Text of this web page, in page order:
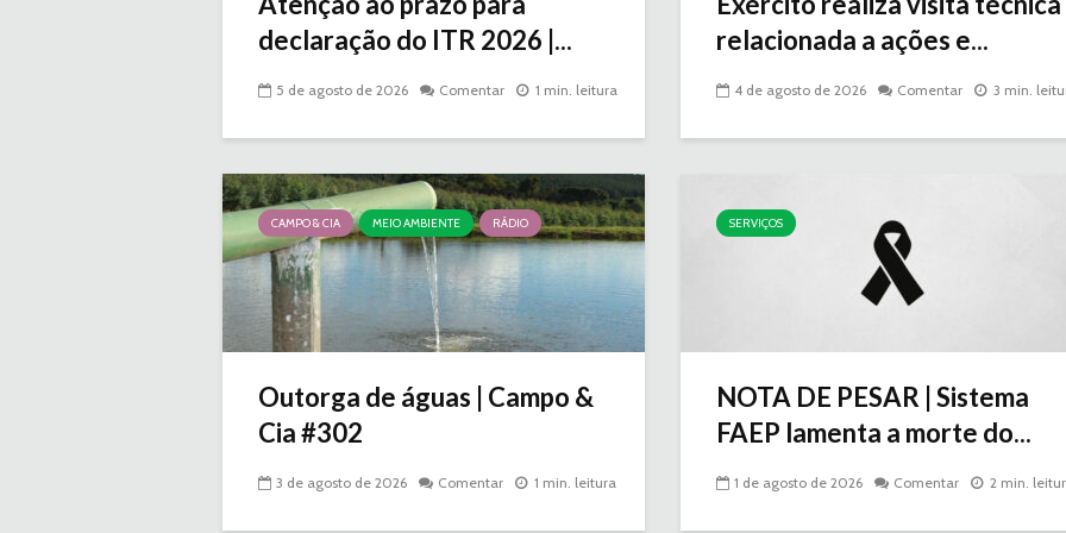
declaração do ITR 2026 |...
5 de agosto de 2026 Comentar 1 min. leitura
relacionada a ações e...
4 de agosto de 2026 Comentar 3 min.
CAMPO & CIA MEIO AMBIENTE RÁDIO
Outorga de águas | Campo &
Cia #302
3 de agosto de 2026 Comentar 1 min. leitura
SERVIÇOS
NOTA DE PESAR | Sistema
FAEP lamenta a morte do...
1 de agosto de 2026 Comentar 2 min.